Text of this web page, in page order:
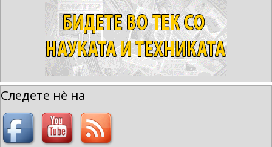
Следете нè на